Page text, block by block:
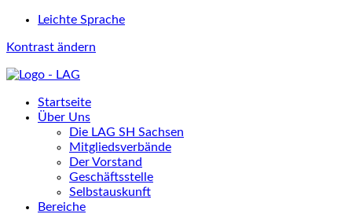
Leichte Sprache
Kontrast ändern
Startseite
Über Uns
Die LAG SH Sachsen
Mitgliedsverbände
Der Vorstand
Geschäftsstelle
Selbstauskunft
Bereiche